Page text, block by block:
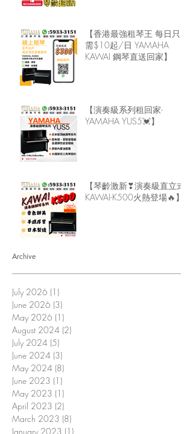
【香港最強租琴王 每日只
需$10起/日 YAMAHA
KAWAI 鋼琴直送回家】
【演奏級系列租回家-
YAMAHA YUS5💓】
【琴齡激新❣演奏級直立式
KAWAI-K500火熱登場🔥】
Archive
July 2026 (1)
June 2026 (3)
May 2026 (1)
August 2024 (2)
July 2024 (5)
June 2024 (3)
May 2024 (8)
June 2023 (1)
May 2023 (1)
April 2023 (2)
March 2023 (8)
January 2023 (1)